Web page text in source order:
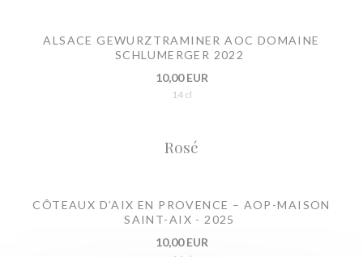
ALSACE GEWURZTRAMINER AOC DOMAINE
SCHLUMERGER 2022
10,00 EUR
14 cl
Rosé
CÔTEAUX D’AIX EN PROVENCE – AOP-MAISON
SAINT-AIX - 2025
10,00 EUR